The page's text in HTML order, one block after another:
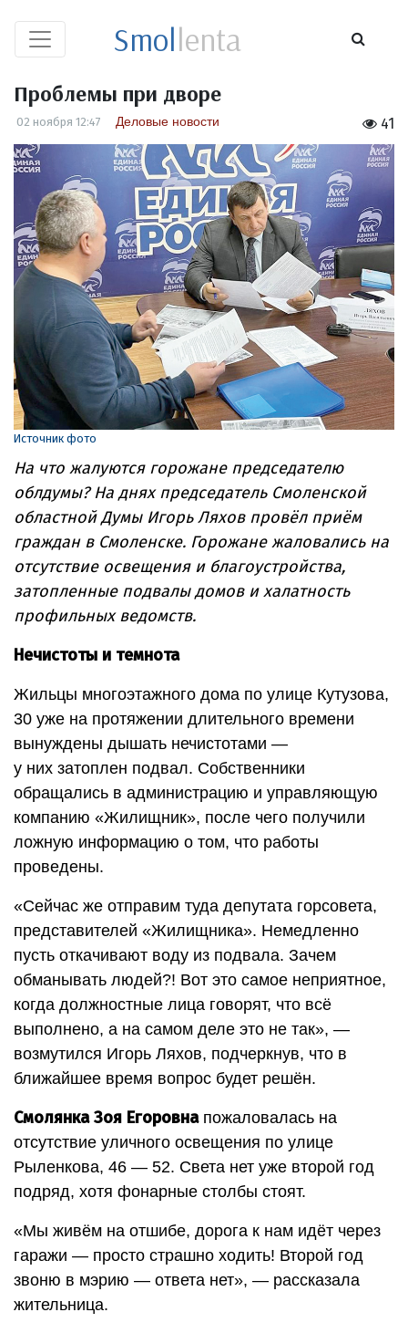
Smollenta
Проблемы при дворе
41
02 ноября 12:47 Деловые новости
Источник фото
На что жалуются горожане председателю
облдумы? На днях председатель Смоленской
областной Думы Игорь Ляхов провёл приём
граждан в Смоленске. Горожане жаловались на
отсутствие освещения и благоустройства,
затопленные подвалы домов и халатность
профильных ведомств.
Нечистоты и темнота
Жильцы многоэтажного дома по улице Кутузова,
30 уже на протяжении длительного времени
вынуждены дышать нечистотами —
у них затоплен подвал. Собственники
обращались в администрацию и управляющую
компанию «Жилищник», после чего получили
ложную информацию о том, что работы
проведены.
«Сейчас же отправим туда депутата горсовета,
представителей «Жилищника». Немедленно
пусть откачивают воду из подвала. Зачем
обманывать людей?! Вот это самое неприятное,
когда должностные лица говорят, что всё
выполнено, а на самом деле это не так», —
возмутился Игорь Ляхов, подчеркнув, что в
ближайшее время вопрос будет решён.
Смолянка Зоя Егоровна пожаловалась на
отсутствие уличного освещения по улице
Рыленкова, 46 — 52. Света нет уже второй год
подряд, хотя фонарные столбы стоят.
«Мы живём на отшибе, дорога к нам идёт через
гаражи — просто страшно ходить! Второй год
звоню в мэрию — ответа нет», — рассказала
жительница.